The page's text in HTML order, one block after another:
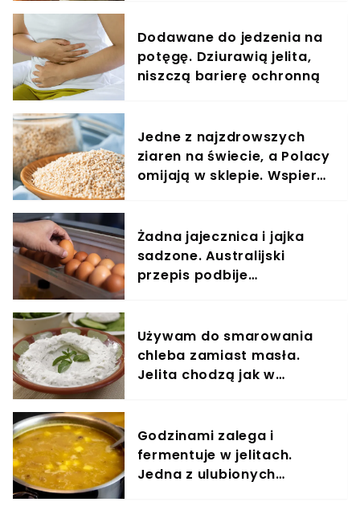
Dodawane do jedzenia na
potęgę. Dziurawią jelita,
niszczą barierę ochronną
Jedne z najzdrowszych
ziaren na świecie, a Polacy
omijają w sklepie. Wspiera
Żadna jajecznica i jajka
sadzone. Australijski
przepis podbije
Używam do smarowania
chleba zamiast masła.
Jelita chodzą jak w
Godzinami zalega i
fermentuje w jelitach.
Jedna z ulubionych